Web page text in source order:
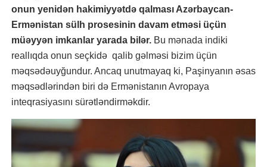
onun yenidən hakimiyyətdə qalması Azərbaycan-
Ermənistan sülh prosesinin davam etməsi üçün
müəyyən imkanlar yarada bilər. Bu mənada indiki
reallıqda onun seçkidə qalib gəlməsi bizim üçün
məqsədəuyğundur. Ancaq unutmayaq ki, Paşinyanın əsas
məqsədlərindən biri də Ermənistanın Avropaya
inteqrasiyasını sürətləndirməkdir.